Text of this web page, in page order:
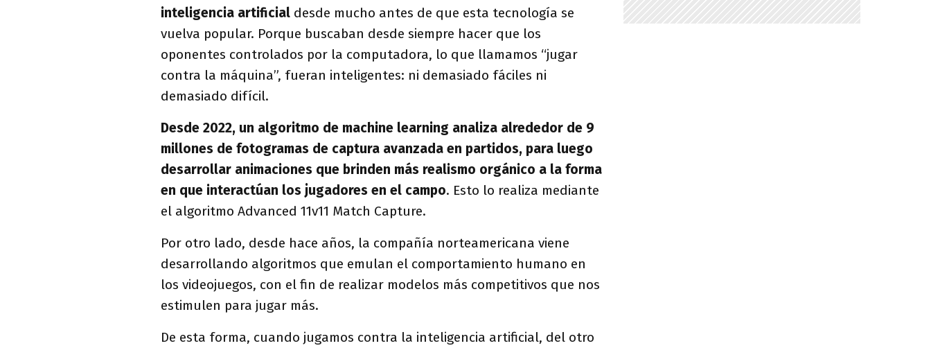
inteligencia artificial desde mucho antes de que esta tecnología se
vuelva popular. Porque buscaban desde siempre hacer que los
oponentes controlados por la computadora, lo que llamamos “jugar
contra la máquina”, fueran inteligentes: ni demasiado fáciles ni
demasiado difícil.
Desde 2022, un algoritmo de machine learning analiza alrededor de 9
millones de fotogramas de captura avanzada en partidos, para luego
desarrollar animaciones que brinden más realismo orgánico a la forma
en que interactúan los jugadores en el campo. Esto lo realiza mediante
el algoritmo Advanced 11v11 Match Capture.
Por otro lado, desde hace años, la compañía norteamericana viene
desarrollando algoritmos que emulan el comportamiento humano en
los videojuegos, con el fin de realizar modelos más competitivos que nos
estimulen para jugar más.
De esta forma, cuando jugamos contra la inteligencia artificial, del otro